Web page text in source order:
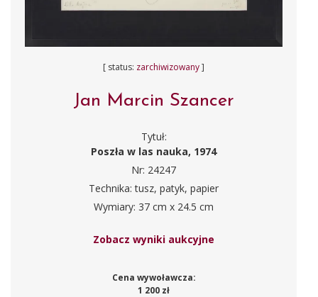
[ status: zarchiwizowany]
Jan Marcin Szancer
Tytuł:
Poszła w las nauka, 1974
Nr: 24247
Technika: tusz, patyk, papier
Wymiary: 37 cm x 24.5 cm
Zobacz wyniki aukcyjne
Cena wywoławcza:
1 200 zł